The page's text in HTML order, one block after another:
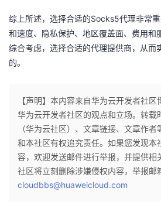
综上所述，选择合适的Socks5代理非常
和速度、隐私保护、地区覆盖面、费用和
综合考虑，选择合适的代理提供商，从而
的。
【声明】本内容来自华为云开发者社
华为云开发者社区的观点和立场。转载
（华为云社区）、文章链接、文章作
和本社区有权追究责任。如果您发现本
容，欢迎发送邮件进行举报，并提供相
社区将立刻删除涉嫌侵权内容，举报邮
cloudbbs@huaweicloud.com